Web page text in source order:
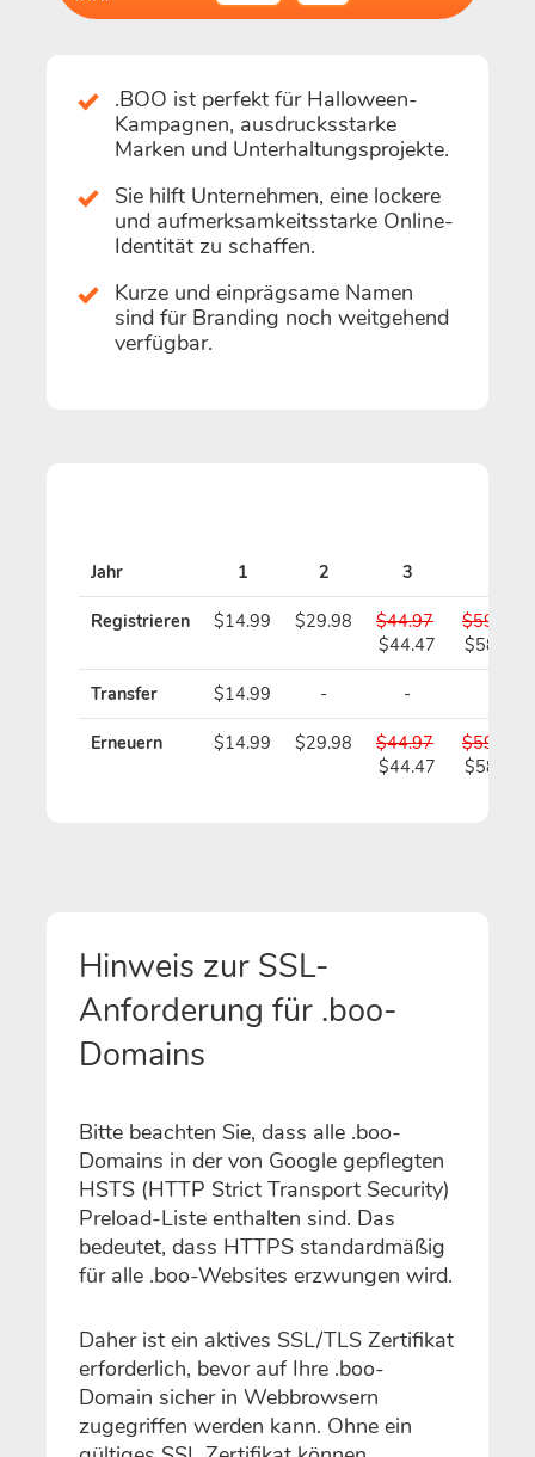
.BOO ist perfekt für Halloween-
Kampagnen, ausdrucksstarke
Marken und Unterhaltungsprojekte.
Sie hilft Unternehmen, eine lockere
und aufmerksamkeitsstarke Online-
Identität zu schaffen.
Kurze und einprägsame Namen
sind für Branding noch weitgehend
verfügbar.
Jahr 1 2 3
Registrieren $14.99 $29.98
$44.97
$44.47
$59.96
$58.96
Transfer $14.99 - -
Erneuern $14.99 $29.98
$44.97
$44.47
$59.96
$58.96
Hinweis zur SSL-
Anforderung für .boo-
Domains
Bitte beachten Sie, dass alle .boo-
Domains in der von Google gepflegten
HSTS (HTTP Strict Transport Security)
Preload-Liste enthalten sind. Das
bedeutet, dass HTTPS standardmäßig
für alle .boo-Websites erzwungen wird.
Daher ist ein aktives SSL/TLS Zertifikat
erforderlich, bevor auf Ihre .boo-
Domain sicher in Webbrowsern
zugegriffen werden kann. Ohne ein